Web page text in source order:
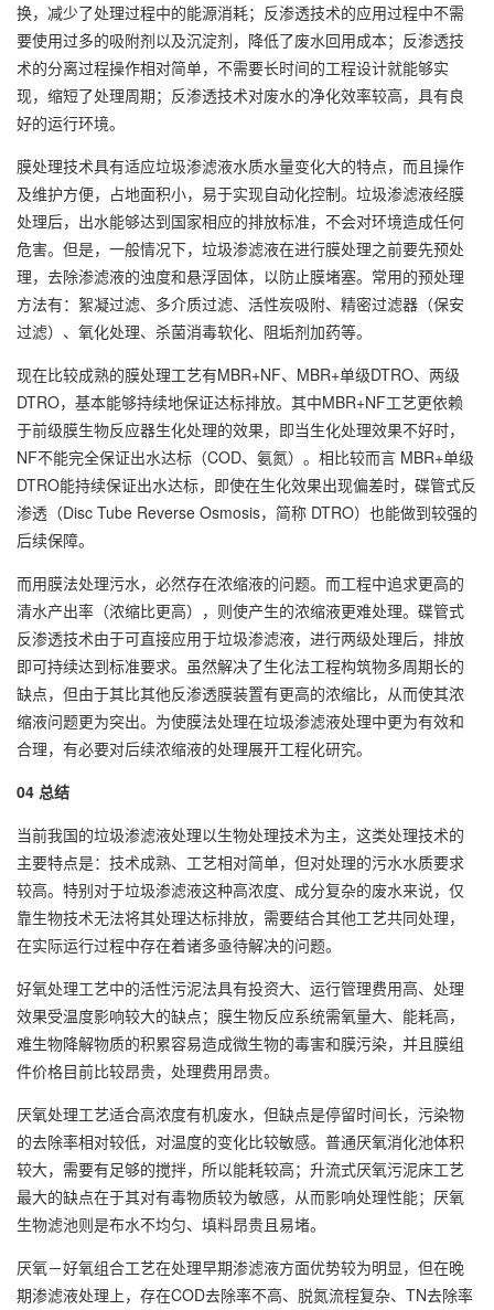
换，减少了处理过程中的能源消耗；反渗透技术的应用过程中不需
要使用过多的吸附剂以及沉淀剂，降低了废水回用成本；反渗透技
术的分离过程操作相对简单，不需要长时间的工程设计就能够实
现，缩短了处理周期；反渗透技术对废水的净化效率较高，具有良
好的运行环境。
膜处理技术具有适应垃圾渗滤液水质水量变化大的特点，而且操作
及维护方便，占地面积小，易于实现自动化控制。垃圾渗滤液经膜
处理后，出水能够达到国家相应的排放标准，不会对环境造成任何
危害。但是，一般情况下，垃圾渗滤液在进行膜处理之前要先预处
理，去除渗滤液的浊度和悬浮固体，以防止膜堵塞。常用的预处理
方法有：絮凝过滤、多介质过滤、活性炭吸附、精密过滤器（保安
过滤）、氧化处理、杀菌消毒软化、阻垢剂加药等。
现在比较成熟的膜处理工艺有MBR+NF、MBR+单级DTRO、两级
DTRO，基本能够持续地保证达标排放。其中MBR+NF工艺更依赖
于前级膜生物反应器生化处理的效果，即当生化处理效果不好时，
NF不能完全保证出水达标（COD、氨氮）。相比较而言 MBR+单级
DTRO能持续保证出水达标，即使在生化效果出现偏差时，碟管式反
渗透（Disc Tube Reverse Osmosis，简称 DTRO）也能做到较强的
后续保障。
而用膜法处理污水，必然存在浓缩液的问题。而工程中追求更高的
清水产出率（浓缩比更高），则使产生的浓缩液更难处理。碟管式
反渗透技术由于可直接应用于垃圾渗滤液，进行两级处理后，排放
即可持续达到标准要求。虽然解决了生化法工程构筑物多周期长的
缺点，但由于其比其他反渗透膜装置有更高的浓缩比，从而使其浓
缩液问题更为突出。为使膜法处理在垃圾渗滤液处理中更为有效和
合理，有必要对后续浓缩液的处理展开工程化研究。
04 总结
当前我国的垃圾渗滤液处理以生物处理技术为主，这类处理技术的
主要特点是：技术成熟、工艺相对简单，但对处理的污水水质要求
较高。特别对于垃圾渗滤液这种高浓度、成分复杂的废水来说，仅
靠生物技术无法将其处理达标排放，需要结合其他工艺共同处理，
在实际运行过程中存在着诸多亟待解决的问题。
好氧处理工艺中的活性污泥法具有投资大、运行管理费用高、处理
效果受温度影响较大的缺点；膜生物反应系统需氧量大、能耗高，
难生物降解物质的积累容易造成微生物的毒害和膜污染，并且膜组
件价格目前比较昂贵，处理费用昂贵。
厌氧处理工艺适合高浓度有机废水，但缺点是停留时间长，污染物
的去除率相对较低，对温度的变化比较敏感。普通厌氧消化池体积
较大，需要有足够的搅拌，所以能耗较高；升流式厌氧污泥床工艺
最大的缺点在于其对有毒物质较为敏感，从而影响处理性能；厌氧
生物滤池则是布水不均匀、填料昂贵且易堵。
厌氧－好氧组合工艺在处理早期渗滤液方面优势较为明显，但在晚
期渗滤液处理上，存在COD去除率不高、脱氮流程复杂、TN去除率